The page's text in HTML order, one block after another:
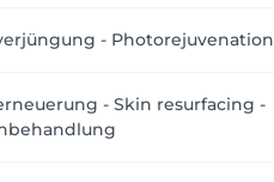
- Photorejuvenation
- Skin resurfacing -